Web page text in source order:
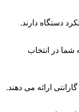
دستگاه دارند.
شما در انتخاب
ارائه می دهند.